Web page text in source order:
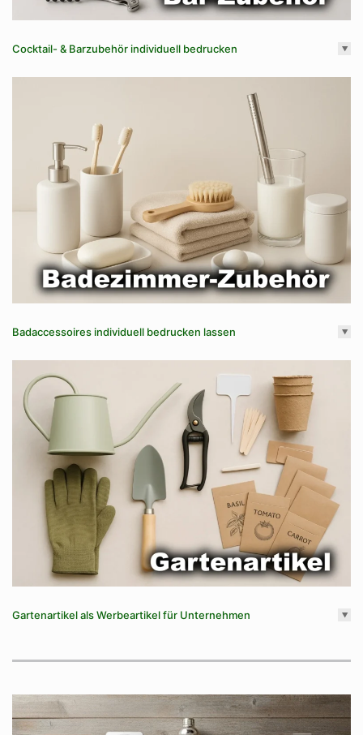
Cocktail- & Barzubehör individuell bedrucken
Badaccessoires individuell bedrucken lassen
Gartenartikel als Werbeartikel für Unternehmen